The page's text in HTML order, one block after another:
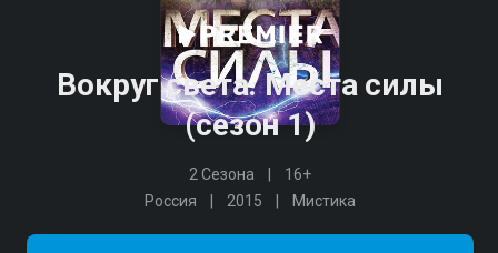
Вокруг света. Места силы
(сезон 1)
2 Сезона
16+
Россия
2015 Мистика